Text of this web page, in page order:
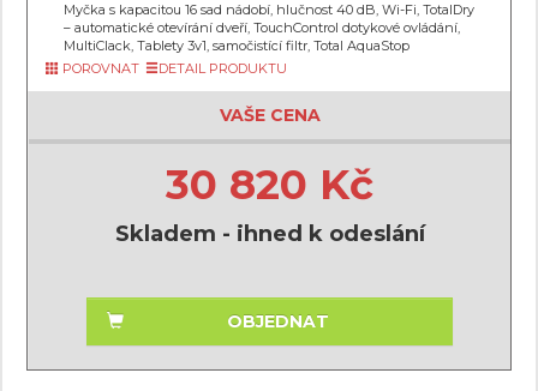
Myčka s kapacitou 16 sad nádobí, hlučnost 40 dB, Wi-Fi, TotalDry
– automatické otevírání dveří, TouchControl dotykové ovládání,
MultiClack, Tablety 3v1, samočistící filtr, Total AquaStop
POROVNAT
DETAIL PRODUKTU
VAŠE CENA
30 820 Kč
Skladem - ihned k odeslání
OBJEDNAT